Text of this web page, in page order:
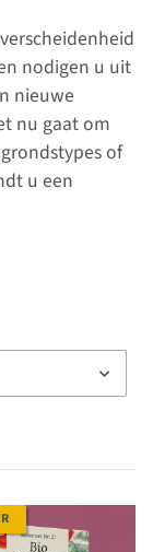
nodigen u uit
nieuwe
nu gaat om
of
u een